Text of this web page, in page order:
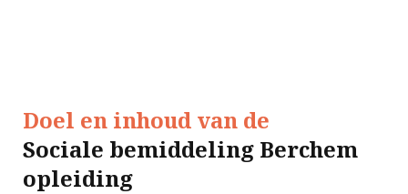
Doel en inhoud van de
Sociale bemiddeling Berchem
opleiding